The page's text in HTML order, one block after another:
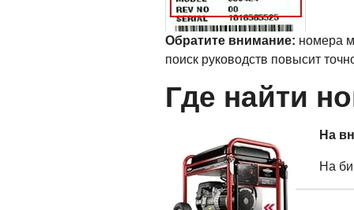
Обратите внимание: номера
поиск руководств повысит
Где найти
На
На